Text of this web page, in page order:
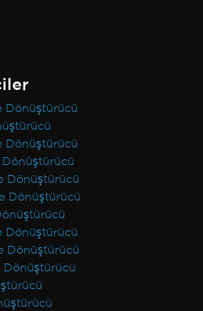
Dönüştürücü
Dönüştürücü
Dönüştürücü
Dönüştürücü
Dönüştürücü
Dönüştürücü
Dönüştürücü